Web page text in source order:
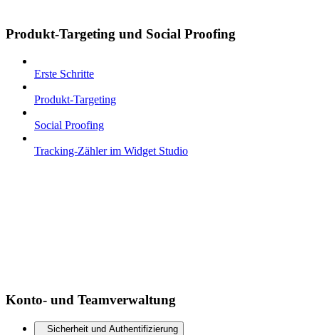
Produkt-Targeting und Social Proofing
Erste Schritte
Produkt-Targeting
Social Proofing
Tracking-Zähler im Widget Studio
Konto- und Teamverwaltung
Sicherheit und Authentifizierung